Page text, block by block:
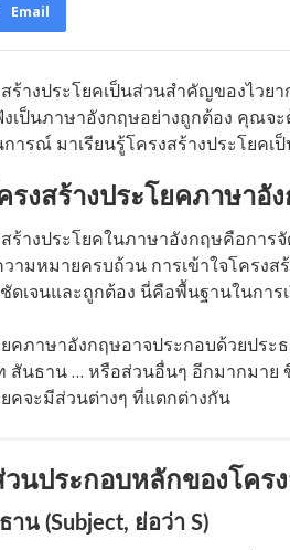
Email
ร้างประโยคเป็นส่วนสำคัญของไว
เป็นภาษาอังกฤษอย่างถูกต้อง คุณจ
ารณ์ มาเรียนรู้โครงสร้างประโยค
ครงสร้างประโยคภาษาอั
ร้างประโยคในภาษาอังกฤษคือการ
ามหมายครบถ้วน การเข้าใจโคร
ดเจนและถูกต้อง นี่คือพื้นฐานในกา
คภาษาอังกฤษอาจประกอบด้วยปร
สันธาน … หรือส่วนอื่นๆ อีกมากมาย
คจะมีส่วนต่างๆ ที่แตกต่างกัน
วนประกอบหลักของโคร
าน (Subject, ย่อว่า S)